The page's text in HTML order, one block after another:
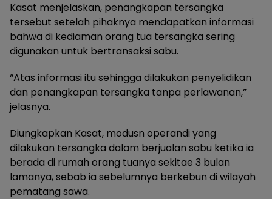
Kasat menjelaskan, penangkapan tersangka
tersebut setelah pihaknya mendapatkan informasi
bahwa di kediaman orang tua tersangka sering
digunakan untuk bertransaksi sabu.
“Atas informasi itu sehingga dilakukan penyelidikan
dan penangkapan tersangka tanpa perlawanan,”
jelasnya.
Diungkapkan Kasat, modusn operandi yang
dilakukan tersangka dalam berjualan sabu ketika ia
berada di rumah orang tuanya sekitae 3 bulan
lamanya, sebab ia sebelumnya berkebun di wilayah
pematang sawa.